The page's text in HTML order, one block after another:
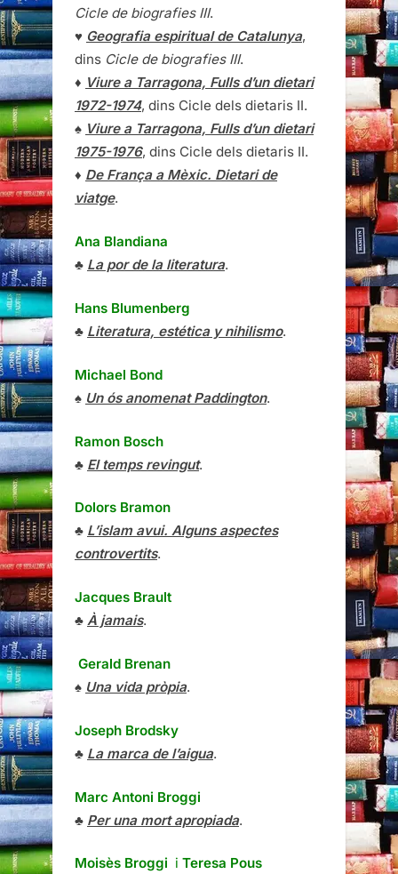
Cicle de biografies III.
♥ Geografia espiritual de Catalunya,
dins Cicle de biografies III.
♦ Viure a Tarragona, Fulls d’un dietari
1972-1974, dins Cicle dels dietaris II.
♠ Viure a Tarragona, Fulls d’un dietari
1975-1976, dins Cicle dels dietaris II.
♦ De França a Mèxic. Dietari de
viatge.
Ana Blandiana
♣ La por de la literatura.
Hans Blumenberg
♣ Literatura, estética y nihilismo.
Michael Bond
♠ Un ós anomenat Paddington.
Ramon Bosch
♣ El temps revingut.
Dolors Bramon
♣ L’islam avui. Alguns aspectes
controvertits.
Jacques Brault
♣ À jamais.
Gerald Brenan
♠ Una vida pròpia.
Joseph Brodsky
♣ La marca de l’aigua.
Marc Antoni Broggi
♣ Per una mort apropiada.
Moisès Broggi i Teresa Pous